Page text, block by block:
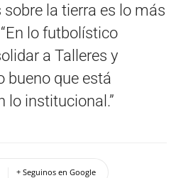
sobre la tierra es lo más
lo futbolístico
a Talleres y
bueno que está
lo institucional.”
+ Seguinos en Google